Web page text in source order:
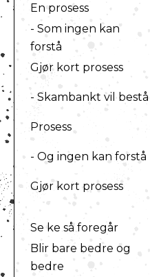
En prosess
- Som ingen kan
forstå
Gjør kort prosess
- Skambankt vil bestå
Prosess
- Og ingen kan forstå
Gjør kort prosess
Se ke så foregår
Blir bare bedre og
bedre